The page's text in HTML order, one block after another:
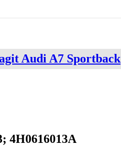
Audi A7 Sportback
4H0616013A